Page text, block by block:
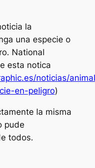
la
una especie o
National
esta notica
noticias/
en-peligro)
la misma
pude
todos.